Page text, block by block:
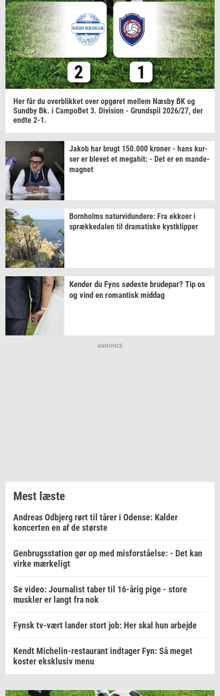
Jeg vil gerne modtage et nyhedsoverblik, samt
relevante tilbud og brugerfordele på mail. Det er altid
muligt at afmelde.
Privatlivspolitik.
Her får du over­blik­ket over op­gø­ret mel­lem Næsby BK og
Sund­by Bk. i Cam­po­Bet 3. Di­vi­sion - Grund­spil 2026/27, der
endte 2-1.
Jakob har brugt 150.000 kro­ner - hans kur­
ser er ble­vet et me­ga­hit: - Det er en mande-​
magnet
Born­holms na­tur­vi­dun­de­re: Fra ek­ko­er i
spræk­ke­da­len til dra­ma­ti­ske kyst­klip­per
Ken­der du Fyns sø­de­ste bru­de­par? Tip os
og vind en ro­man­tisk mid­dag
ANNONCE
Mest læste
Andreas Odbjerg rørt til tårer i Odense: Kalder
koncerten en af de største
Genbrugsstation gør op med misforståelse: - Det kan
virke mærkeligt
Se video: Journalist taber til 16-årig pige - store
muskler er langt fra nok
Fynsk tv-vært lander stort job: Her skal hun arbejde
Kendt Michelin-restaurant indtager Fyn: Så meget
koster eksklusiv menu